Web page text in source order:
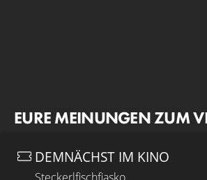
EURE MEINUNGEN ZUM
DEMNÄCHST IM KINO